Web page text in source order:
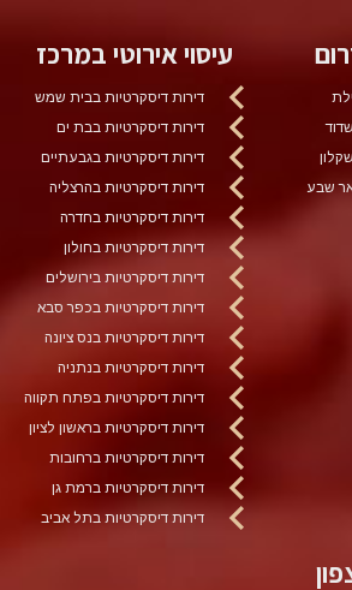
שבע
עיסוי אירוטי במרכז
דירות דיסקרטיות בבית שמש
דירות דיסקרטיות בבת ים
דירות דיסקרטיות בגבעתיים
דירות דיסקרטיות בהרצליה
דירות דיסקרטיות בחדרה
דירות דיסקרטיות בחולון
דירות דיסקרטיות בירושלים
דירות דיסקרטיות בכפר סבא
דירות דיסקרטיות בנס ציונה
דירות דיסקרטיות בנתניה
דירות דיסקרטיות בפתח תקווה
דירות דיסקרטיות בראשון לציון
דירות דיסקרטיות ברחובות
דירות דיסקרטיות ברמת גן
דירות דיסקרטיות בתל אביב